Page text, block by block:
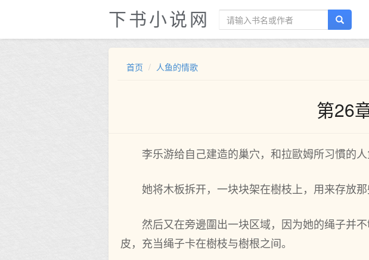
下书小说网
首页 人鱼的情歌
第26
李乐游给自‌己建造的巢穴，和拉歐姆所习慣的人
她将木板拆开，一块块架在樹枝上，用来存放那
然后又在旁邊圍出一块区域，因为她的绳子并
皮，充当绳子卡在樹枝与樹根之间。